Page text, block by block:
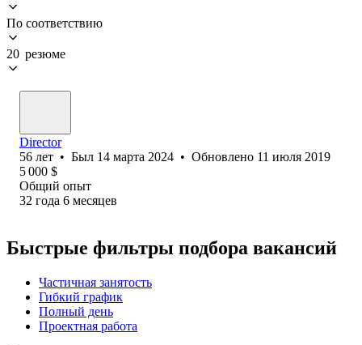
По соответствию
20 резюме
Director
56 лет • Был 14 марта 2024 • Обновлено 11 июля 2019
5 000 $
Общий опыт
32 года 6 месяцев
Быстрые фильтры подбора вакансий
Частичная занятость
Гибкий график
Полный день
Проектная работа